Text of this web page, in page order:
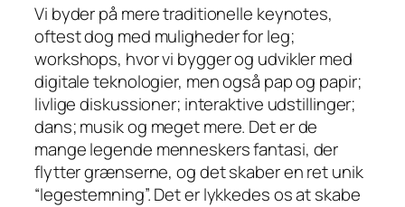
Vi byder på mere traditionelle keynotes,
oftest dog med muligheder for leg;
workshops, hvor vi bygger og udvikler med
digitale teknologier, men også pap og papir;
livlige diskussioner; interaktive udstillinger;
dans; musik og meget mere. Det er de
mange legende menneskers fantasi, der
flytter grænserne, og det skaber en ret unik
“legestemning”. Det er lykkedes os at skabe